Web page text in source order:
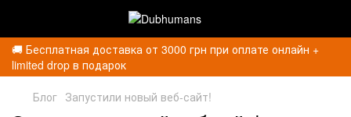
🚚 Бесплатная доставка от 3000 грн при оплате онлайн +
limited drop в подарок
Блог Запустили новый веб-сайт!